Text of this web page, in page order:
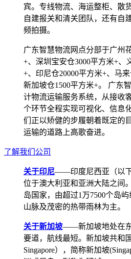
宾。专线物流、海运整柜、散
自建报关和清关团队，还有自
频拍摄。
广东智慧物流网点分部于广州
+、深圳宝安仓3000平方米+、
+、印尼仓20000平方米+、马来
新加坡仓1500平方米+。 广东
计物流运输服务系统，从接收
个环节全程实现可视化、信息
们正以矫健的步履朝着既定的
运输的道路上高歌奋进。
了解我们公司
关于印尼——印度尼西亚（以下
位于澳大利亚和亚洲大陆之间
岛国家，由超过1万7500个岛
山脉及茂密的热带雨林为主。
关于新加坡——新加坡地处在
要道，航线最短。新加坡共和
Singapore），简称新加坡